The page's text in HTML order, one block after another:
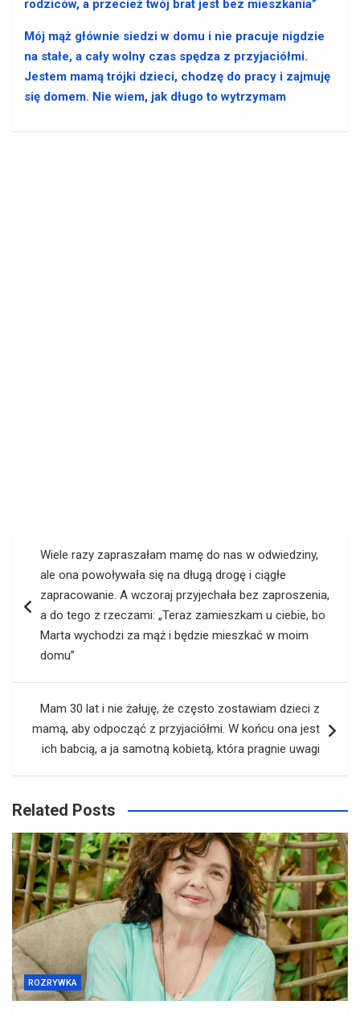
rodziców, a przecież twój brat jest bez mieszkania”
Mój mąż głównie siedzi w domu i nie pracuje nigdzie
na stałe, a cały wolny czas spędza z przyjaciółmi.
Jestem mamą trójki dzieci, chodzę do pracy i zajmuję
się domem. Nie wiem, jak długo to wytrzymam
wpisu
Wiele razy zapraszałam mamę do nas w odwiedziny,
ale ona powoływała się na długą drogę i ciągłe
zapracowanie. A wczoraj przyjechała bez zaproszenia,
a do tego z rzeczami: „Teraz zamieszkam u ciebie, bo
Marta wychodzi za mąż i będzie mieszkać w moim
domu”
Mam 30 lat i nie żałuję, że często zostawiam dzieci z
mamą, aby odpocząć z przyjaciółmi. W końcu ona jest
ich babcią, a ja samotną kobietą, która pragnie uwagi
Related Posts
ROZRYWKA